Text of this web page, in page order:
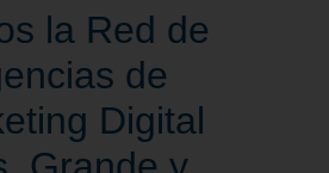
la Red de
de
Digital